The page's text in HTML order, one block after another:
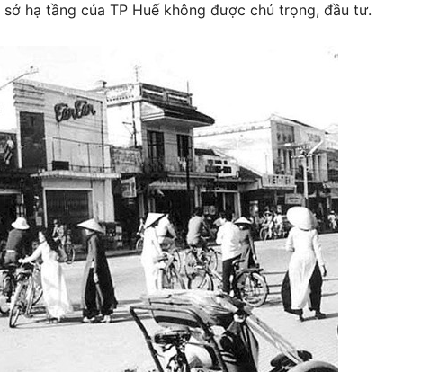
hạ tầng của TP Huế không được chú trọng, đầu tư.